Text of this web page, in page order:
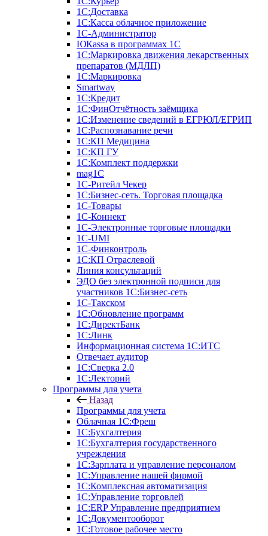
1С:Доставка
1С:Касса облачное приложение
1С-Администратор
ЮКаssа в программах 1С
1С:Маркировка движения лекарственных
препаратов (МДЛП)
1С:Маркировка
Smartway
1С:Кредит
1С:ФинОтчётность заёмщика
1С:Изменение сведений в ЕГРЮЛ/ЕГРИП
1С:Распознавание речи
1С:КП Медицина
1С:КП ГУ
1С:Комплект поддержки
mag1C
1С-Ритейл Чекер
1С:Бизнес-сеть. Торговая площадка
1С-Товары
1С-Коннект
1С-Электронные торговые площадки
1C-UMI
1С-Финконтроль
1С:КП Отраслевой
Линия консультаций
ЭДО без электронной подписи для
участников 1С:Бизнес-сеть
1С-Такском
1С:Обновление программ
1С:ДиректБанк
1С:Линк
Информационная система 1С:ИТС
Отвечает аудитор
1С:Сверка 2.0
1С:Лекторий
Программы для учета
Назад
Программы для учета
Облачная 1С:Фреш
1С:Бухгалтерия
1С:Бухгалтерия государственного
учреждения
1С:Зарплата и управление персоналом
1С:Управление нашей фирмой
1С:Комплексная автоматизация
1С:Управление торговлей
1С:ERP Управление предприятием
1С:Документооборот
1C:Готовое рабочее место